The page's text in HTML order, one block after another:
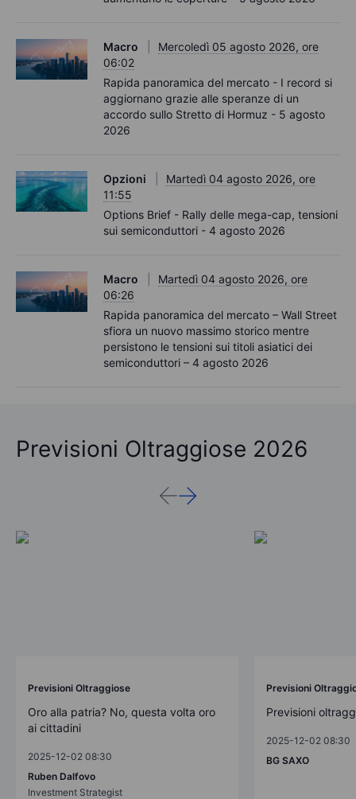
Macro
Mercoledì 05 agosto 2026, ore
06:02
Rapida panoramica del mercato - I record si
aggiornano grazie alle speranze di un
accordo sullo Stretto di Hormuz - 5 agosto
2026
Opzioni
Martedì 04 agosto 2026, ore
11:55
Options Brief - Rally delle mega-cap, tensioni
sui semiconduttori - 4 agosto 2026
Macro
Martedì 04 agosto 2026, ore
06:26
Rapida panoramica del mercato – Wall Street
sfiora un nuovo massimo storico mentre
persistono le tensioni sui titoli asiatici dei
semiconduttori – 4 agosto 2026
Previsioni Oltraggiose 2026
Previsioni Oltraggiose
Oro alla patria? No, questa volta oro
ai cittadini
2025-12-02 08:30
Ruben Dalfovo
Investment Strategist
Previsioni
Previsioni
2025-12-02 08:30
BG SAXO